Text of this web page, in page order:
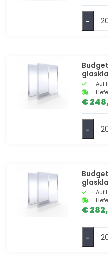
-
Auf
€
-
Auf
€
-